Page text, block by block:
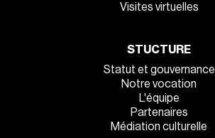
Visites virtuelles
STUCTURE
Statut et gouvernance
Notre vocation
L'équipe
Partenaires
Médiation culturelle